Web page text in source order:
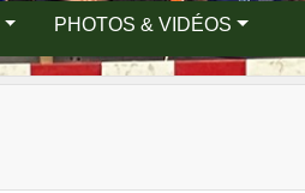
PHOTOS & VIDÉOS